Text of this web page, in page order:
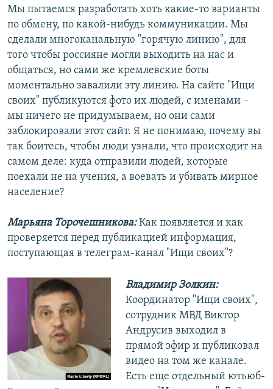
Мы пытаемся разработать хоть какие-то варианты
по обмену, по какой-нибудь коммуникации. Мы
сделали многоканальную "горячую линию", для
того чтобы россияне могли выходить на нас и
общаться, но сами же кремлевские боты
моментально завалили эту линию. На сайте "Ищи
своих" публикуются фото их людей, с именами –
мы ничего не придумываем, но они сами
заблокировали этот сайт. Я не понимаю, почему вы
так боитесь, чтобы люди узнали, что происходит на
самом деле: куда отправили людей, которые
поехали не на учения, а воевать и убивать мирное
население?
Марьяна Торочешникова:Как появляется и как
проверяется перед публикацией информация,
поступающая в телеграм-канал "Ищи своих"?
Владимир Золкин:
Координатор "Ищи своих",
сотрудник МВД Виктор
Андрусив выходил в
прямой эфир и публиковал
видео на том же канале.
Есть еще отдельный ютьюб-